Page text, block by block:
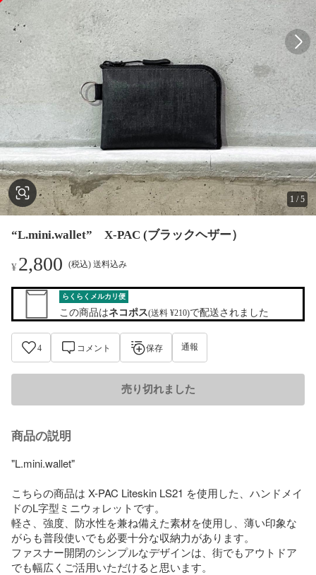
1 /5
“L.mini.wallet” X-PAC (ブラックヘザー）
¥2,800 (税込) 送料込み
らくらくメルカリ便
この商品はネコポス(送料 ¥210)で配送されました
4 コメント 保存 通報
売り切れました
商品の説明
"L.mini.wallet"
こちらの商品は X-PAC Liteskin LS21 を使用した、ハンドメイ
ドのL字型ミニウォレットです。
軽さ、強度、防水性を兼ね備えた素材を使用し、薄い印象な
がらも普段使いでも必要十分な収納力があります。
ファスナー開閉のシンプルなデザインは、街でもアウトドア
でも幅広くご活用いただけると思います。